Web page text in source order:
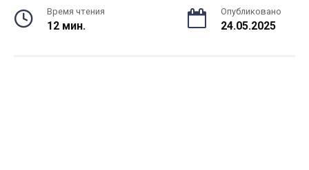
Время чтения
12 мин.
Опубликовано
24.05.2025